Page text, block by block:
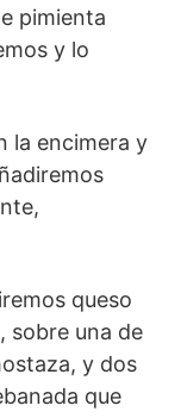
pimienta
y lo
la encimera y
queso
sobre una de
y dos
que